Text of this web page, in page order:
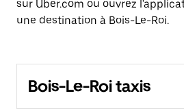
sur Uber.com ou ouvrez
une destination à Bois-Le-Roi.
Bois-Le-Roi taxis